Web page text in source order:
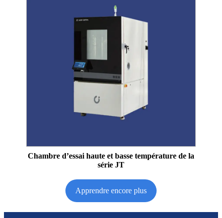
Chambre d’essai haute et basse température de la
série JT
Apprendre encore plus